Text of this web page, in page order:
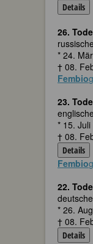
Details
26.
* 24.
† 08.
Fembio
23.
* 15.
† 08.
Details
Fembio
22.
* 26.
† 08.
Details